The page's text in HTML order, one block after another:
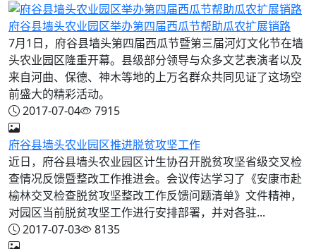
府谷县墙头农业园区举办第四届西瓜节帮助瓜农扩展销路
7月1日，府谷县墙头第四届西瓜节暨第三届河灯文化节在墙
头农业园区隆重开幕。县级部分领导与众多文艺表演者以及
来自河曲、保德、神木等地的上万名群众共同见证了这场空
前盛大的精彩活动。
2017-07-04
7915
府谷县墙头农业园区推进脱贫攻坚工作
近日，府谷县墙头农业园区计生协召开脱贫攻坚省级交叉检
查情况反馈暨整改工作推进会。会议传达学习了《安康市赴
榆林交叉检查脱贫攻坚整改工作反馈问题清单》文件精神，
对园区当前脱贫攻坚工作进行安排部署，并对各驻...
2017-07-03
8135